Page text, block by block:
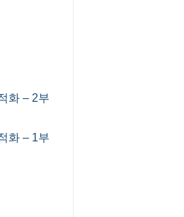
화 – 2부
화 – 1부